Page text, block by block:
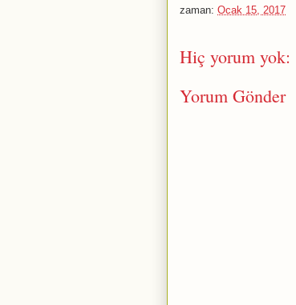
zaman: Ocak 15, 2017
Hiç yorum yok:
Yorum Gönder